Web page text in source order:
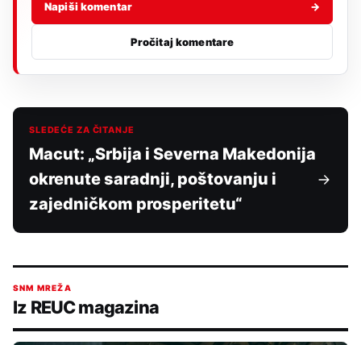
Napiši komentar →
Pročitaj komentare
SLEDEĆE ZA ČITANJE
Macut: „Srbija i Severna Makedonija
okrenute saradnji, poštovanju i
zajedničkom prosperitetu“
SNM MREŽA
Iz REUC magazina